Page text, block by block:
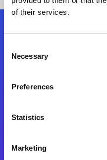
of their services.
Selection
Necessary
Preferences
Statistics
Marketing
Síganos